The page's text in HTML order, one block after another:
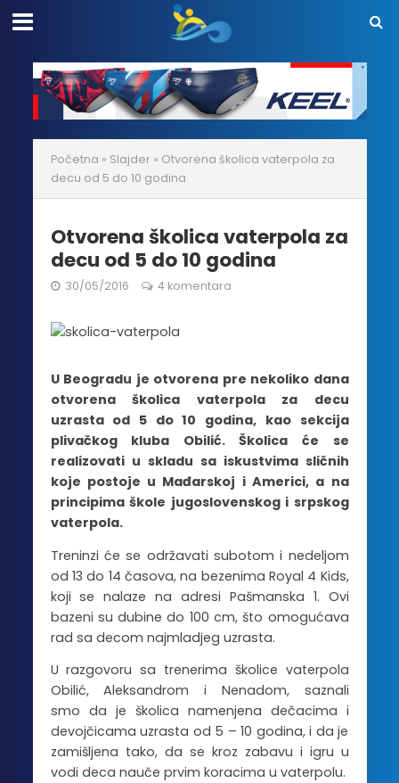
Početna » Slajder » Otvorena školica vaterpola za
decu od 5 do 10 godina
Otvorena školica vaterpola za
decu od 5 do 10 godina
30/05/2016 4 komentara
U Beogradu je otvorena pre nekoliko dana
otvorena školica vaterpola za decu
uzrasta od 5 do 10 godina, kao sekcija
plivačkog kluba Obilić. Školica će se
realizovati u skladu sa iskustvima sličnih
koje postoje u Mađarskoj i Americi, a na
principima škole jugoslovenskog i srpskog
vaterpola.
Treninzi će se održavati subotom i nedeljom
od 13 do 14 časova, na bezenima Royal 4 Kids,
koji se nalaze na adresi Pašmanska 1. Ovi
bazeni su dubine do 100 cm, što omogućava
rad sa decom najmladjeg uzrasta.
U razgovoru sa trenerima školice vaterpola
Obilić, Aleksandrom i Nenadom, saznali
smo da je školica namenjena dečacima i
devojčicama uzrasta od 5 – 10 godina, i da je
zamišljena tako, da se kroz zabavu i igru u
vodi deca nauče prvim koracima u vaterpolu.